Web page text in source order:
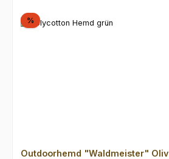
%Rabatt
Outdoorhemd "Waldmeister" Oliv